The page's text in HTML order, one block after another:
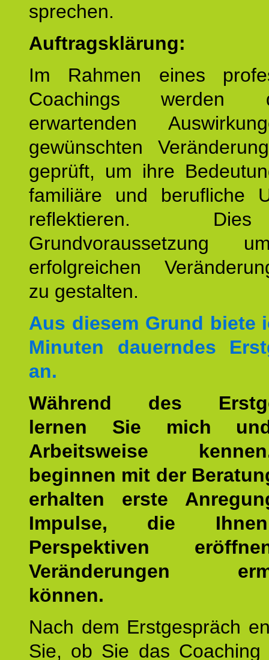
sprechen.
Auftragsklärung:
Im Rahmen eines
Coachings
erwartenden
gewünschten
geprüft, um ihre
familiäre und berufliche
reflektieren.
Grundvoraussetzung
erfolgreichen
zu gestalten.
Aus diesem Grund biete
Minuten dauerndes
an.
Während des
lernen Sie mich
Arbeitsweise
beginnen mit der
erhalten erste
Impulse, die
Perspektiven
Veränderungen
können.
Nach dem Erstgespräch
Sie, ob Sie das Coaching